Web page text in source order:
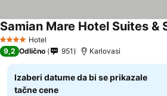
4 ZvezdiceHotel
Samian Mare Hotel Suites &
9,2 Odlično 951 Karlovasi
Izaberi datume da bi se prikazale
tačne cene